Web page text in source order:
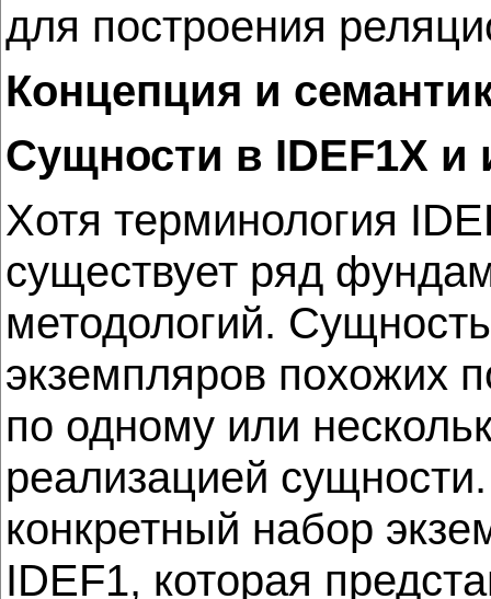
для построения
Концепция и
Сущности в IDEF1X и
Хотя терминология
существует ряд
методологий.
экземпляров похожих
по одному или
реализацией
конкретный набор
IDEF1, которая